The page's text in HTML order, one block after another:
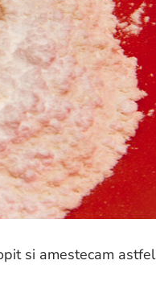
si amestecam astfel